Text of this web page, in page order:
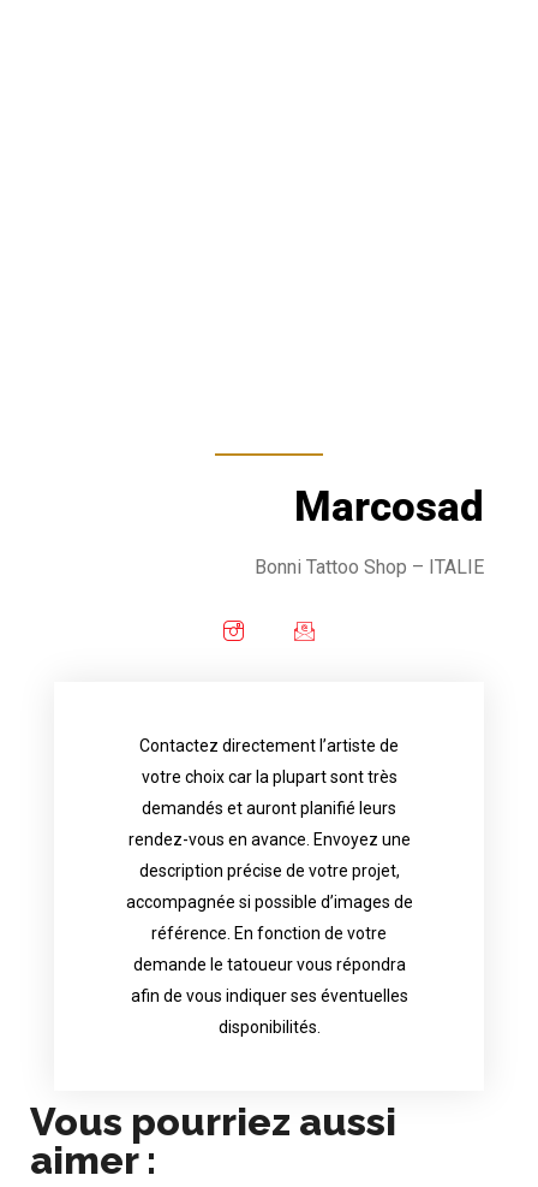
Marcosad
Bonni Tattoo Shop – ITALIE
Contactez directement l’artiste de
votre choix car la plupart sont très
demandés et auront planifié leurs
rendez-vous en avance. Envoyez une
description précise de votre projet,
accompagnée si possible d’images de
référence. En fonction de votre
demande le tatoueur vous répondra
afin de vous indiquer ses éventuelles
disponibilités.
Contact directly the artist of your
choice because most are in great
appointments in advance. Send an
accurate description of your project, if
possible attached with reference
images. Depending your request, the
tattoo artist will answer to tell you his
Vous pourriez aussi
aimer :